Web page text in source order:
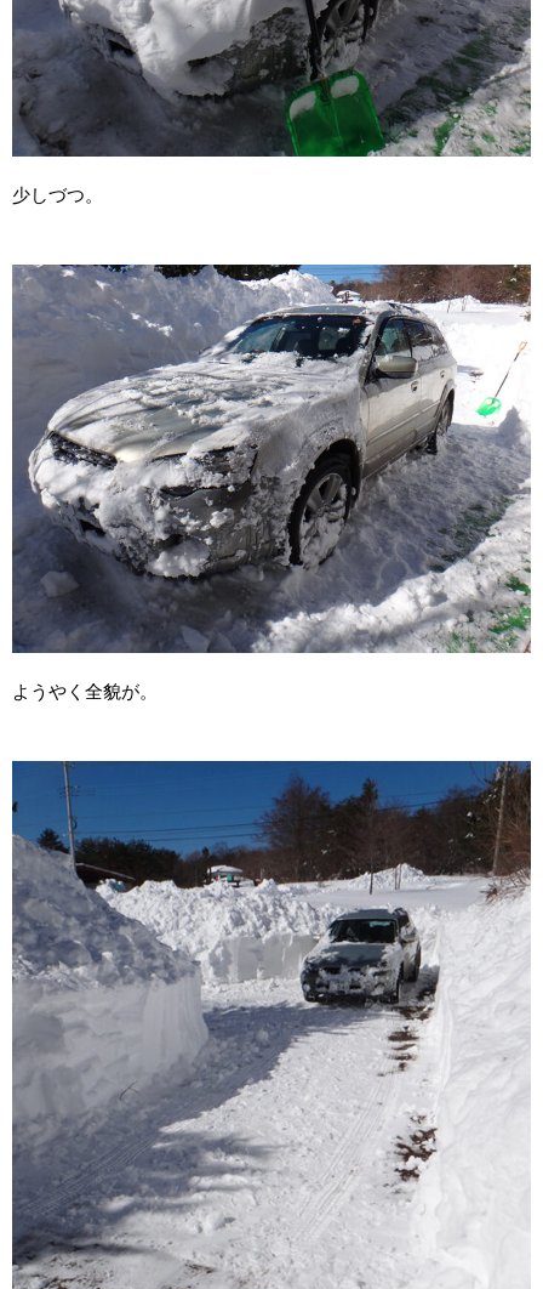
少しづつ。
ようやく全貌が。